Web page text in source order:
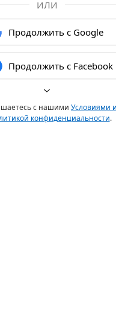
ИЛИ
Продолжить с Google
Продолжить с Facebook
с нашими Условиями
конфиденциальности.